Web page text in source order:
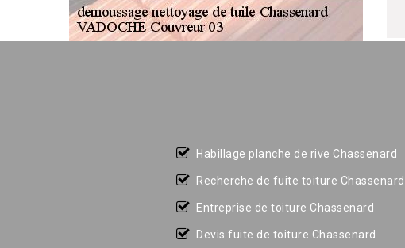
Habillage planche de rive Chassenard
Recherche de fuite toiture Chassenard
Entreprise de toiture Chassenard
Devis fuite de toiture Chassenard